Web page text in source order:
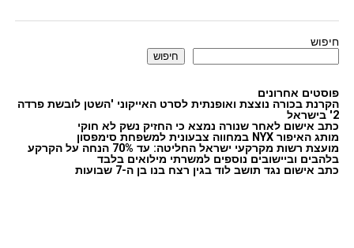
חיפוש
חיפוש
פוסטים אחרונים
הקרנת בכורה נוצצת ואופנתית לסרט האייקוני 'השטן לובשת פרדה
2' בישראל
כתב אישום לאחר שנורה נמצא כי החזיק נשק לא חוקי
מותג האיפור NYX במחווה צבעונית למשפחת סימפסון
מועצת רשות מקרקעי ישראל החליטה: עד 70% הנחה על הקרקע
בלהבים וביישובים נוספים למשרתי מילואים בלבד
כתב אישום נגד תושב לוד בגין רצח בנו בן ה-7 שבועות